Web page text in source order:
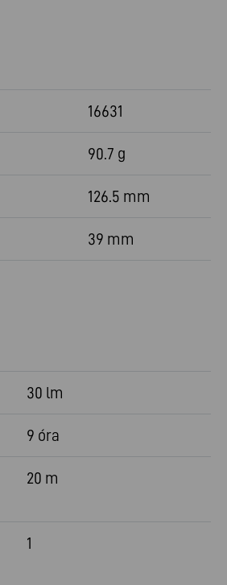
16631
90.7 g
126.5 mm
39 mm
30 lm
9 óra
20 m
1